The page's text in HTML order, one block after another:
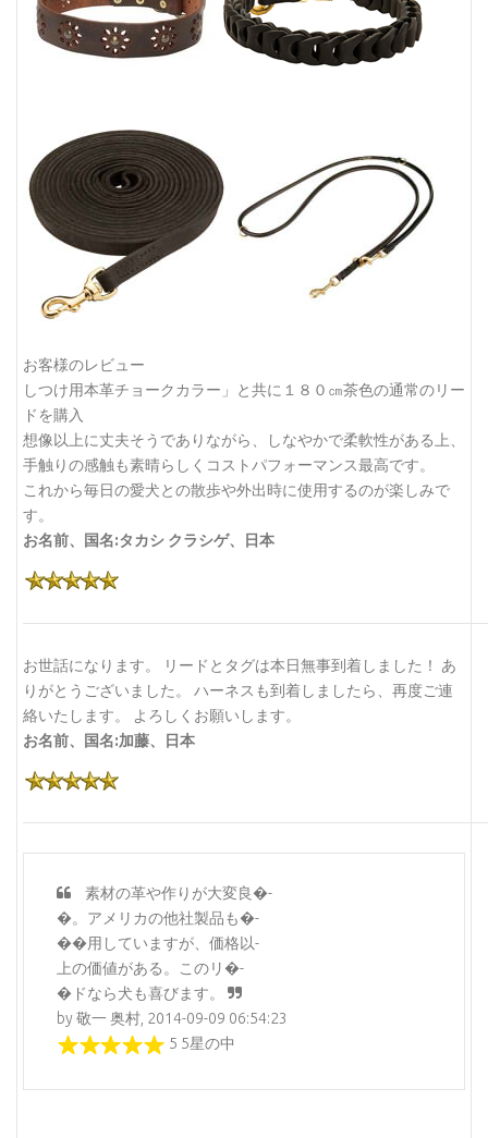
お客様のレビュー
しつけ用本革チョークカラー」と共に１８０㎝茶色の通常のリー
ドを購入
想像以上に丈夫そうでありながら、しなやかで柔軟性がある上、
手触りの感触も素晴らしくコストパフォーマンス最高です。
これから毎日の愛犬との散歩や外出時に使用するのが楽しみで
す。
お名前、国名:タカシ クラシゲ、日本
お世話になります。 リードとタグは本日無事到着しました！ あ
りがとうございました。 ハーネスも到着しましたら、再度ご連
絡いたします。 よろしくお願いします。
お名前、国名:加藤、日本
素材の革や作りが大変良�-
�。アメリカの他社製品も�-
��用していますが、価格以-
上の価値がある。このリ�-
�ドなら犬も喜びます。
by 敬一 奥村, 2014-09-09 06:54:23
5 5星の中